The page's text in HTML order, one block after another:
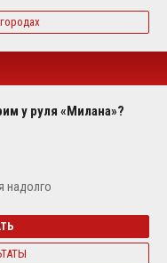
у руля «Милана»?
надолго